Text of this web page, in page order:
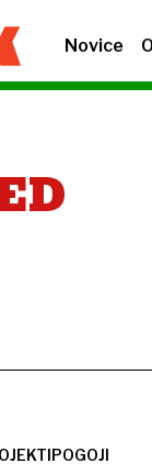
Novice
POGOJI